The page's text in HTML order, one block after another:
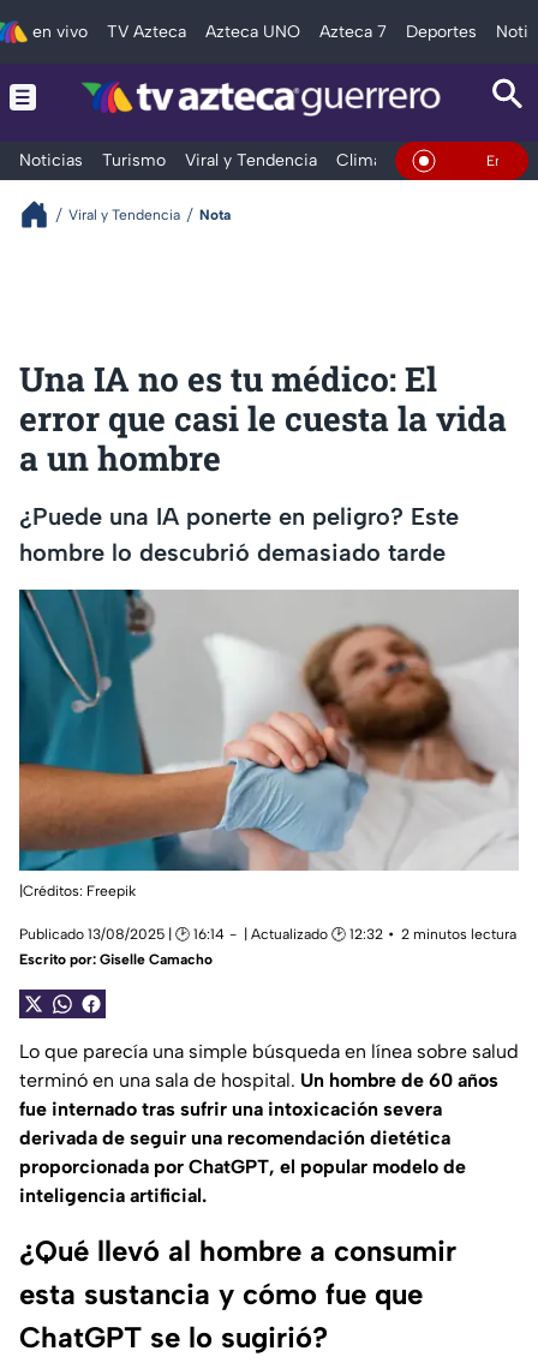
en vivo TV Azteca Azteca UNO Azteca 7 Deportes
Noticias Turismo Viral y Tendencia Clima Deportes En Vivo
Viral y Tendencia Nota
Una IA no es tu médico: El
error que casi le cuesta la vida
a un hombre
¿Puede una IA ponerte en peligro? Este
hombre lo descubrió demasiado tarde
|Créditos: Freepik
Publicado 13/08/2025 | 🕑 16:14 | Actualizado 🕑 12:32
2 minutos lectura
Escrito por: Giselle Camacho
Lo que parecía una simple búsqueda en línea sobre salud
terminó en una sala de hospital. Un hombre de 60 años
fue internado tras sufrir una intoxicación severa
derivada de seguir una recomendación dietética
proporcionada por ChatGPT, el popular modelo de
inteligencia artificial.
¿Qué llevó al hombre a consumir
esta sustancia y cómo fue que
ChatGPT se lo sugirió?